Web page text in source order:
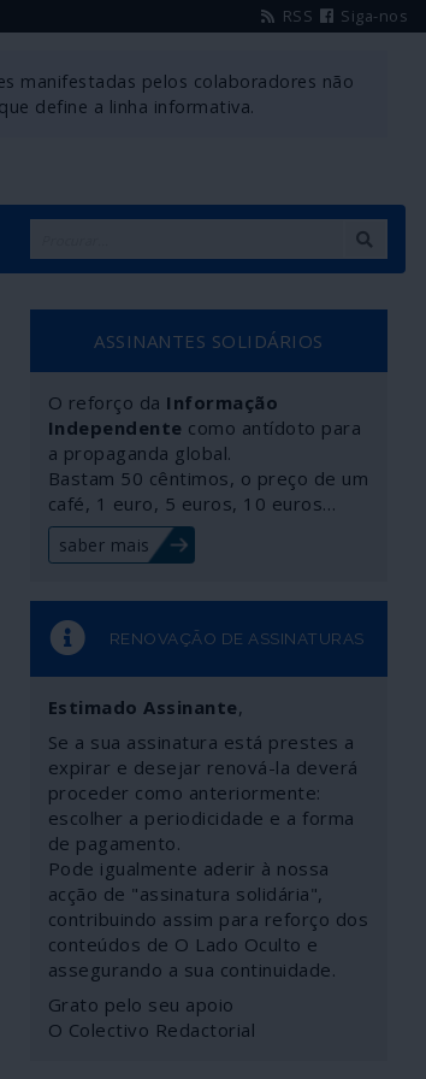
RSS Siga-nos
manifestadas pelos colaboradores não
define a linha informativa.
ASSINANTES SOLIDÁRIOS
O reforço da Informação
Independente como antídoto para
a propaganda global.
Bastam 50 cêntimos, o preço de um
café, 1 euro, 5 euros, 10 euros…
saber mais
RENOVAÇÃO DE ASSINATURAS
Estimado Assinante,
Se a sua assinatura está prestes a
expirar e desejar renová-la deverá
proceder como anteriormente:
escolher a periodicidade e a forma
de pagamento.
Pode igualmente aderir à nossa
acção de "assinatura solidária",
contribuindo assim para reforço dos
conteúdos de O Lado Oculto e
assegurando a sua continuidade.
Grato pelo seu apoio
O Colectivo Redactorial